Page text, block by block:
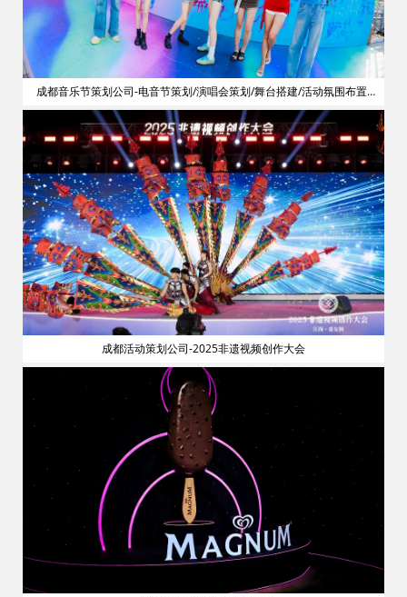
成都音乐节策划公司-电音节策划/演唱会策划/舞台搭建/活动氛围布置/
明星艺人网红邀请
成都活动策划公司-2025非遗视频创作大会